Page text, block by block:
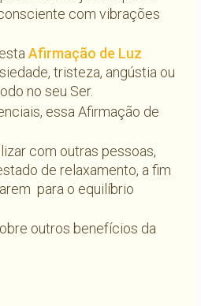
com vibrações
Afirmação de Luz
tristeza, angústia ou
no seu Ser.
essa Afirmação de
com outras pessoas,
de relaxamento, a fim
para o equilíbrio
outros benefícios da